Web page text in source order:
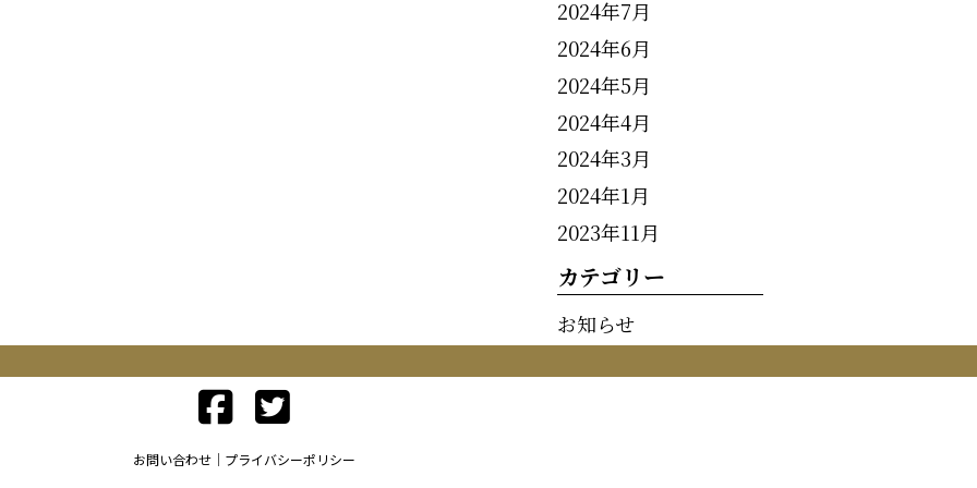
2024年7月
2024年6月
2024年5月
2024年4月
2024年3月
2024年1月
2023年11月
カテゴリー
お知らせ
お問い合わせ プライバシーポリシー